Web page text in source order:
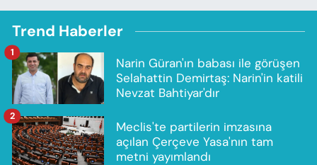
Trend Haberler
Narin Güran'ın babası ile görüşen
Selahattin Demirtaş: Narin'in katili
Nevzat Bahtiyar'dır
1
Meclis'te partilerin imzasına
açılan Çerçeve Yasa'nın tam
metni yayımlandı
2